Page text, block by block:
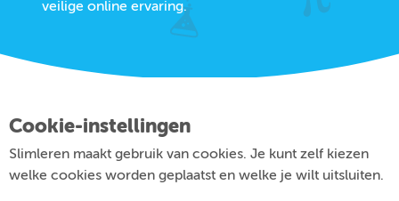
veilige online ervaring.
Cookie-instellingen
Slimleren maakt gebruik van cookies. Je kunt zelf kiezen
welke cookies worden geplaatst en welke je wilt uitsluiten.